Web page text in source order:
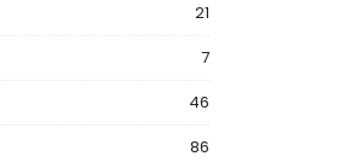
21
7
46
86